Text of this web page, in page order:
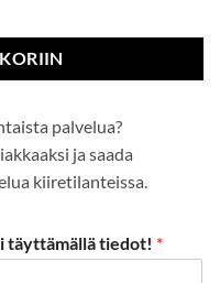
palvelua?
ja saada
kiiretilanteissa.
täyttämällä tiedot! *